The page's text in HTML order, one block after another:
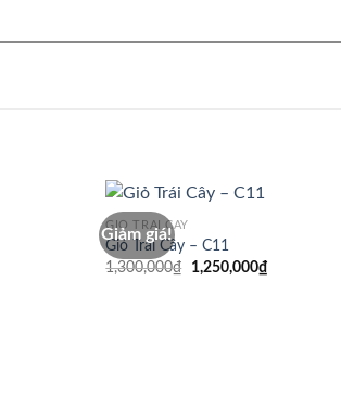
Giảm giá!
GIỎ TRÁI CÂY
Giỏ Trái Cây – C11
1,300,000₫
Giá
1,250,000₫Giá
hiện